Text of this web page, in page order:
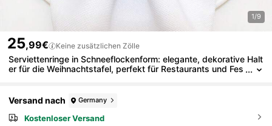
1/9
25,99€ Keine zusätzlichen Zölle
Serviettenringe in Schneeflockenform: elegante, dekorative Halt
er für die Weihnachtstafel, perfekt für Restaurants und Fes
Versand nach Germany
Kostenloser Versand